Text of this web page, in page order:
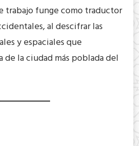
trabajo funge como traductor
al descifrar las
y espaciales que
la ciudad más poblada del